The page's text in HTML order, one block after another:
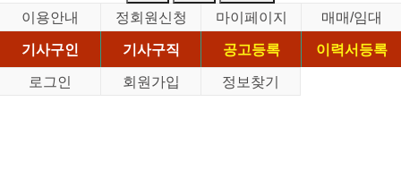
이용안내 정회원신청 마이페이지
매매/임대
기사구인
기사구직 공고등록
이력서등록
로그인
회원가입 정보찾기